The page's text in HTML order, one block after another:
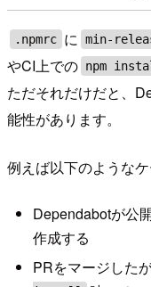
.npmrc に min-
やCI上での npm
ただそれだけだと、
能性があります。
例えば以下のようなケ
Dependabotが公
作成する
PRをマージしたが